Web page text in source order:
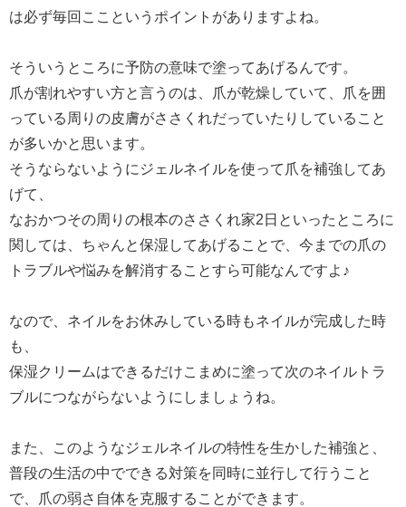
は必ず毎回ここというポイントがありますよね。
そういうところに予防の意味で塗ってあげるんです。
爪が割れやすい方と言うのは、爪が乾燥していて、爪を囲
っている周りの皮膚がささくれだっていたりしていること
が多いかと思います。
そうならないようにジェルネイルを使って爪を補強してあ
げて、
なおかつその周りの根本のささくれ家2日といったところに
関しては、ちゃんと保湿してあげることで、今までの爪の
トラブルや悩みを解消することすら可能なんですよ♪
なので、ネイルをお休みしている時もネイルが完成した時
も、
保湿クリームはできるだけこまめに塗って次のネイルトラ
ブルにつながらないようにしましょうね。
また、このようなジェルネイルの特性を生かした補強と、
普段の生活の中でできる対策を同時に並行して行うこと
で、爪の弱さ自体を克服することができます。